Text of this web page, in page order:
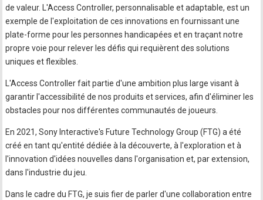
de valeur. L'Access Controller, personnalisable et adaptable, est un
exemple de l'exploitation de ces innovations en fournissant une
plate-forme pour les personnes handicapées et en traçant notre
propre voie pour relever les défis qui requièrent des solutions
uniques et flexibles.
L'Access Controller fait partie d'une ambition plus large visant à
garantir l'accessibilité de nos produits et services, afin d'éliminer les
obstacles pour nos différentes communautés de joueurs.
En 2021, Sony Interactive's Future Technology Group (FTG) a été
créé en tant qu'entité dédiée à la découverte, à l'exploration et à
l'innovation d'idées nouvelles dans l'organisation et, par extension,
dans l'industrie du jeu.
Dans le cadre du FTG, je suis fier de parler d'une collaboration entre